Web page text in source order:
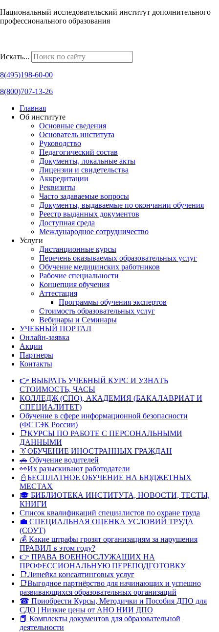
Национальный исследовательский институт дополнительного
профессионального образования
Искать...
8(495)198-60-00
8(800)707-13-26
Главная
Об институте
Основные сведения
Основатель института
Руководство
Педагогический состав
Документы, локальные акты
Лицензии и свидетельства
Аккредитации
Реквизиты
Часто задаваемые вопросы
Документы, выдаваемые по окончании обучения
Реестр выданных документов
Доступная среда
Международное сотрудничество
Услуги
Дистанционные курсы
Перечень оказываемых образовательных услуг
Обучение медицинских работников
Рабочие специальности
Концепция обучения
Аттестация
Программы обучения экспертов
Стоимость образовательных услуг
Вебинары и Семинары
УЧЕБНЫЙ ПОРТАЛ
Онлайн-заявка
Акции
Партнеры
Контакты
👉 ВЫБРАТЬ УЧЕБНЫЙ КУРС И УЗНАТЬ
СТОИМОСТЬ, ЧАСЫ
КОЛЛЕДЖ (СПО), АКАДЕМИЯ (БАКАЛАВРИАТ И
СПЕЦИАЛИТЕТ)
Обучение в сфере информационной безопасности
(ФСТЭК России)
📑КУРСЫ ПО РАБОТЕ С ПЕРСОНАЛЬНЫМИ
ДАННЫМИ
👔ОБУЧЕНИЕ ИНОСТРАННЫХ ГРАЖДАН
🚗 Обучение водителей
👀Их разыскивают работодатели
📓БЕСПЛАТНОЕ ОБУЧЕНИЕ НА БЮДЖЕТНЫХ
МЕСТАХ
🎓 БИБЛИОТЕКА ИНСТИТУТА, НОВОСТИ, ТЕСТЫ,
КНИГИ
Список квалификаций специалистов по охране труда
💼 СПЕЦИАЛЬНАЯ ОЦЕНКА УСЛОВИЙ ТРУДА
(СОУТ)
💰 Какие штрафы грозят организациям за нарушения
ПРАВИЛ в этом году?
👉 ПРАВА ВОЕННОСЛУЖАЩИХ НА
ПРОФЕССИОНАЛЬНУЮ ПЕРЕПОДГОТОВКУ
📑Линейка консалтинговых услуг
📑Выгодное партнёрство для начинающих и успешно
развивающихся образовательных организаций
☎ Приобрести Курсы, Методички и Пособия ДПО для
СДО | Низкие цены от АНО НИИ ДПО
📕 Комплекты документов для образовательной
деятельности